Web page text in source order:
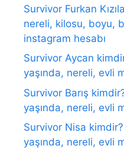
Survivor Furkan
nereli, kilosu, boyu,
instagram hesabı
Survivor Aycan
yaşında, nereli, evli
Survivor Barış
yaşında, nereli, evli
Survivor Nisa
yaşında, nereli, evli